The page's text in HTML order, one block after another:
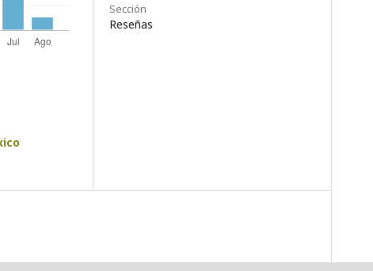
Sección
Reseñas